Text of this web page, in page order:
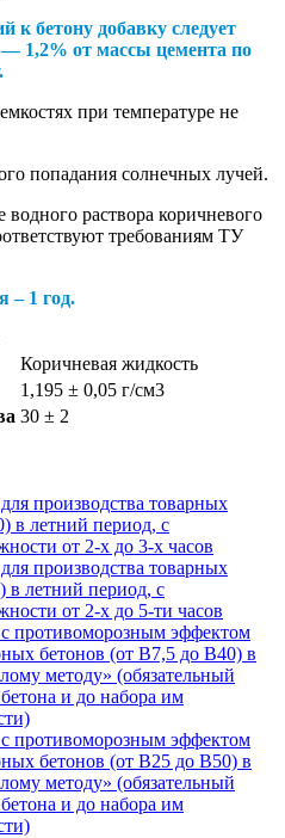
к бетону добавку следует
1,2% от массы цемента по
при температуре не
попадания солнечных лучей.
раствора коричневого
требованиям ТУ
– 1 год.
Коричневая жидкость
1,195 ± 0,05 г/см3
30 ± 2
производства товарных
в летний период, с
от 2-х до 3-х часов
производства товарных
в летний период, с
от 2-х до 5-ти часов
противоморозным эффектом
бетонов (от В7,5 до В40) в
методу» (обязательный
и до набора им
противоморозным эффектом
бетонов (от В25 до В50) в
методу» (обязательный
и до набора им